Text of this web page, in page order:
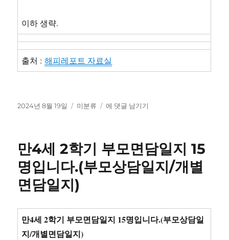
이하 생략.
출처 :해피레포트 자료실
작
2024년 8월 19일
카
미분류
만
학
영
가
에 댓글 남기기
만4세 2학기 부모면담일지 15
명입니다.(부모상담일지/개별
면담일지)
만4세 2학기 부모면담일지 15명입니다.(부모상담일
지/개별면담일지)